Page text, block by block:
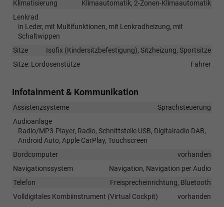
Klimatisierung
Klimaautomatik, 2-Zonen-Klimaautomatik
Lenkrad
in Leder, mit Multifunktionen, mit Lenkradheizung, mit
Schaltwippen
Sitze
Isofix (Kindersitzbefestigung), Sitzheizung, Sportsitze
Sitze: Lordosenstütze
Fahrer
Infotainment & Kommunikation
Assistenzsysteme
Sprachsteuerung
Audioanlage
Radio/MP3-Player, Radio, Schnittstelle USB, Digitalradio DAB,
Android Auto, Apple CarPlay, Touchscreen
Bordcomputer
vorhanden
Navigationssystem
Navigation, Navigation per Audio
Telefon
Freisprecheinrichtung, Bluetooth
Volldigitales Kombiinstrument (Virtual Cockpit)
vorhanden